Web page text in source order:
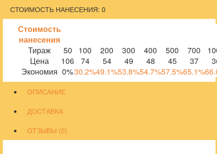
СТОИМОСТЬ НАНЕСЕНИЯ: 0
Стоимость
нанесения
Тираж
50 100 200 300 400 500 700
Цена
106 74 54 49 48 45 37
Экономия 0%30.2%49.1%53.8%54.7%57.5%65.1%
ОПИСАНИЕ
ДОСТАВКА
ОТЗЫВЫ (0)